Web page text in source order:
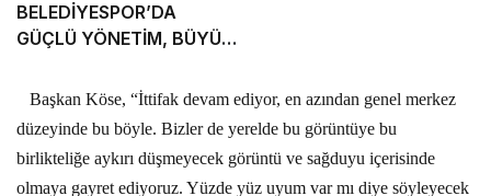
BELEDİYESPOR’DA
GÜÇLÜ YÖNETİM, BÜYÜK
Başkan Köse, “İttifak devam ediyor, en azından genel merkez
düzeyinde bu böyle. Bizler de yerelde bu görüntüye bu
birlikteliğe aykırı düşmeyecek görüntü ve sağduyu içerisinde
olmaya gayret ediyoruz. Yüzde yüz uyum var mı diye söyleyecek